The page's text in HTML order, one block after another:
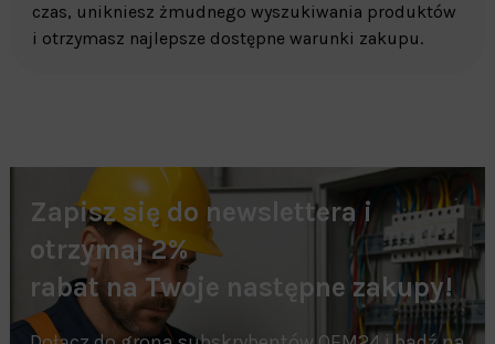
czas, unikniesz żmudnego wyszukiwania produktów
i otrzymasz najlepsze dostępne warunki zakupu.
Zapisz się do newslettera i
otrzymaj 2%
rabat na Twoje następne zakupy!